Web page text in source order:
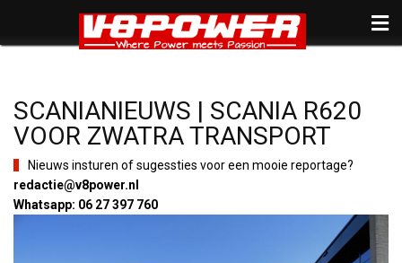
SCANIANIEUWS | SCANIA R620
VOOR ZWATRA TRANSPORT
Nieuws insturen of sugessties voor een mooie reportage?
redactie@v8power.nl
Whatsapp: 06 27 397 760